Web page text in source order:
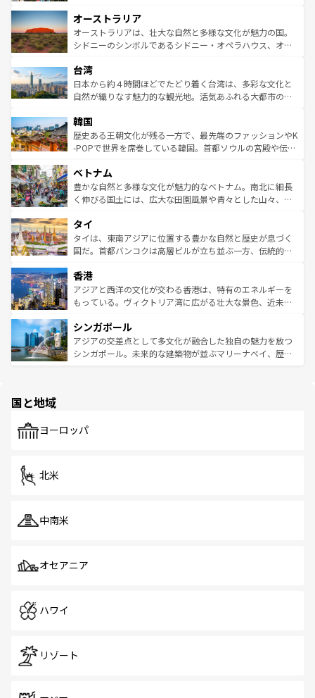
部のニューオーリンズでは、音楽と美食が融合した独特の
文化が魅力。旅行者はアメリカの各地域で異なる魅力を楽
しみながら、その多様性と豊かな歴史を感じることができ
ならではの贅沢な旅のスタイルだ。 なお、新着のアメリカ
情報はコンテンツ一覧を参照してほしい。
ワイ島は見逃せない。また、定番の観光地といえばオアフ
島だが、静かな自然を求めるならマウイ島やカウアイ島が
おすすめ。エメラルドグリーンに輝く海をはじめ、豊かな
れるおもてなしの心で訪れる人々を迎えてくれるハワイの
人々、おいしいローカルフードやハワイアンミュージッ
ク、伝統的なフラダンスなど、すべてがハワイの魅力を彩
ワイを、存分に味わってほしい。 なお、新着のハワイ情報
はコンテンツ一覧を参照してほしい。
オーストラリア
オーストラリアは、壮大な自然と多様な文化が魅力の国。
シドニーのシンボルであるシドニー・オペラハウス、オー
リアリーフや大陸中央部にそびえるウルル（エアーズロッ
ク）、タスマニアの美しい原生林やケアンズの熱帯雨林な
ど、見どころがたくさん。また、カフェやワイン、オージ
いる。アクティビティも充実しており、サーフィンやダイ
ビング、ハイキングなど、アウトドア好きにはたまらな
い。オーストラリアの多彩な魅力を存分に味わいつくそ
参照してほしい。
台湾
日本から約４時間ほどでたどり着く台湾は、多彩な文化と
自然が織りなす魅力的な観光地。活気あふれる大都市の台
ン）、静ひつな山岳地帯である台湾東部など、都市の喧騒
と山間の静けさが共存しており、訪れる人に新しい発見と
驚きをもたらしてくれる。また、奥深い台湾の食文化も魅
容にもいいと評判のスイーツなど、バラエティ豊かな料理
が味わえる。 なお、新着の台湾情報は コンテンツ一覧を参
照してほしい。
韓国
歴史ある王朝文化が残る一方で、最先端のファッションやK
-POPで世界を席巻している韓国。首都ソウルの宮殿や伝統
き、地方に足を延ばせば四季折々の自然美を楽しむことが
できる。そして、キムチや焼肉、絶品のストリートフード
まで、さまざまな韓国料理が待っている。夜には、韓国な
リティに包まれながら、韓国の多彩な魅力を心ゆくまで味
わってみてほしい。 なお、新着の韓国情報はコンテンツ一
覧を参照してほしい。
ベトナム
豊かな自然と多様な文化が魅力的なベトナム。南北に細長
く伸びる国土には、広大な田園風景や青々とした山々、世
急速な発展と共に伝統が息づく。ハノイの古い町並みやホ
ーチミン市のフランス統治時代の建物も、独特の雰囲気を
醸し出している。また、バラエティの豊かさとおいしさで
とつ。フォーやバインミー、ベトナムコーヒーなどは、ぜ
ひ現地で味わいたい。どの地域を訪れてもあたたかい人々
が旅行者を迎えてくれるので、きっと忘れられない旅にな
参照してほしい。
タイ
タイは、東南アジアに位置する豊かな自然と歴史が息づく
国だ。首都バンコクは高層ビルが立ち並ぶ一方、伝統的な
の活気が交差している。北部ではチェンマイなどの山岳地
帯で自然と触れ合い、南部ではプーケットやクラビの美し
いビーチでリゾート気分を楽しむことができる。タイ料理
激する。気候は一年中温暖で、どの季節にも異なる楽しみ
が待っている。親しみやすいタイの人々、仏教を中心とし
た文化、そして多様な観光資源が、訪れる旅人を魅了し続
香港
アジアと西洋の文化が交わる香港は、特有のエネルギーを
もっている。ヴィクトリア湾に広がる壮大な景色、近未来
み、どこを訪れても感動するはず。観光スポットが密集し
ており、効率よく見どころを回れるのも魅力。息をのむよ
うな絶景から文化的な体験まで、香港を存分に楽しみ尽く
シンガポール
アジアの交差点として多文化が融合した独自の魅力を放つ
シンガポール。未来的な建築物が並ぶマリーナベイ、歴史
で、ホーカーズは地元の風情を楽しめる外せないスポット
国と地域
ヨーロッパ
北米
中南米
オセアニア
ハワイ
リゾート